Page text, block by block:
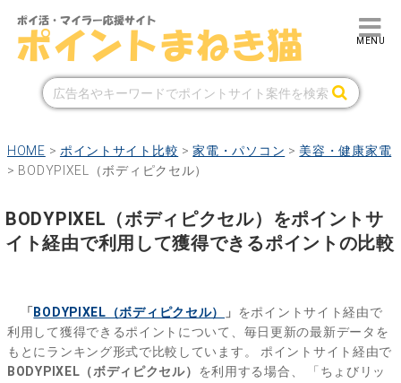
HOME > ポイントサイト比較 >家電・パソコン > 美容・健康家電
> BODYPIXEL（ボディピクセル）
BODYPIXEL（ボディピクセル）をポイントサ
イト経由で利用して獲得できるポイントの比較
「 BODYPIXEL（ボディピクセル） 」 をポイントサイト経由で
利用して獲得できるポイントについて、毎日更新の最新データを
もとにランキング形式で比較しています。 ポイントサイト経由で
BODYPIXEL（ボディピクセル） を利用する場合、
「ちょびリッ